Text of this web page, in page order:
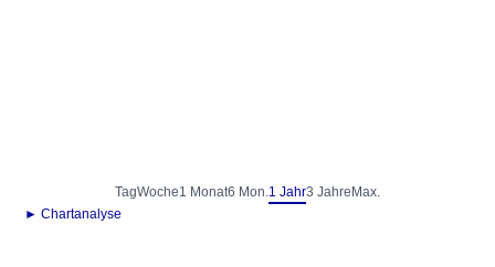
TagWoche1 Monat6 Mon.1 Jahr3 Jahre Max.
► Chartanalyse